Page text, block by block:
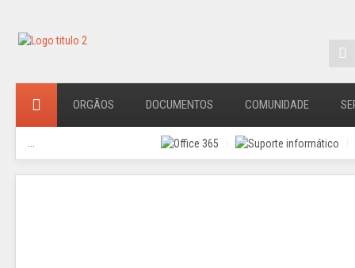
ORGÃOS DOCUMENTOS COMUNIDADE